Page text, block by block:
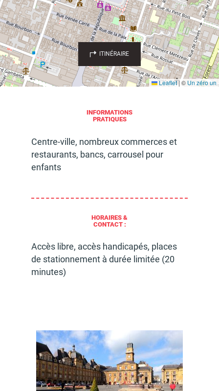
Demande de panneaux
électroniques
Offres d'emploi
Leaflet| © Un zéro un
ITINÉRAIRE
INFORMATIONS
PRATIQUES
Centre-ville, nombreux commerces et
restau­­­­­­­­­­­­­­rants, bancs, carrou­­­­­­­­­­­­­­sel pour
enfants
HORAIRES &
CONTACT :
Accès libre, accès handi­­­­­­­­­­­­­­ca­­­­­­­­­­­­­­pés, places
de station­­­­­­­­­­­­­­ne­­­­­­­­­­­­­­ment à durée limi­­­­­­­­­­­­­­tée (20
minutes)